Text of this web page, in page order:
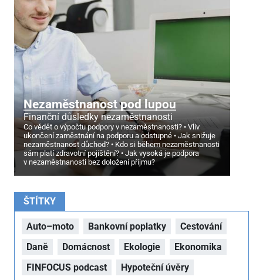
Nezaměstnanost pod lupou
Finanční důsledky nezaměstnanosti
Co vědět o výpočtu podpory v nezaměstnanosti?
Vliv
ukončení zaměstnání na podporu a odstupné
Jak snižuje
nezaměstnanost důchod?
Kdo si během nezaměstnanosti
sám platí zdravotní pojištění?
Jak vysoká je podpora
v nezaměstnanosti bez doložení příjmu?
ŠTÍTKY
Auto–moto Bankovní poplatky
Cestování
Daně
Domácnost Ekologie
Ekonomika
FINFOCUS podcast
Hypoteční úvěry